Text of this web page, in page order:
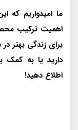
ما امیدواریم که
اهمیت ترکیب
برای زندگی بهتر
دارید یا به کمک
اطلاع دهید!